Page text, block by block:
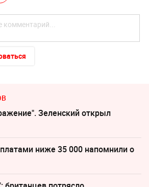
Зеленский открыл
ниже 35 000 напомнили о